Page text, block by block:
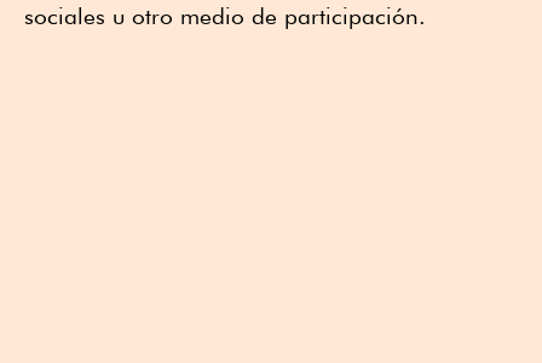
sociales u otro medio de participación.